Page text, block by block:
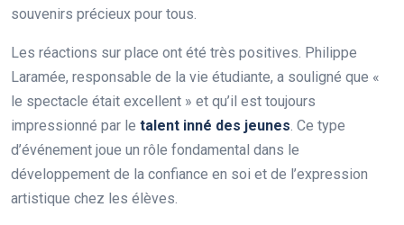
souvenirs précieux pour tous.
Les réactions sur place ont été très positives. Philippe
Laramée, responsable de la vie étudiante, a souligné que «
le spectacle était excellent » et qu’il est toujours
impressionné par le ta ent inné des jeunes. Ce type
d’événement joue un rôle fondamental dans le
développement de la confiance en soi et de l’expression
artistique chez les élèves.